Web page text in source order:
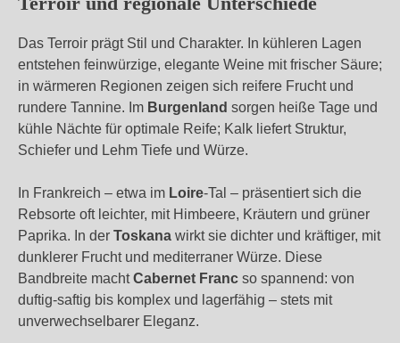
Das Terroir prägt Stil und Charakter. In kühleren Lagen
entstehen feinwürzige, elegante Weine mit frischer Säure;
in wärmeren Regionen zeigen sich reifere Frucht und
rundere Tannine. Im Burgenland sorgen heiße Tage und
kühle Nächte für optimale Reife; Kalk liefert Struktur,
Schiefer und Lehm Tiefe und Würze.
In Frankreich – etwa im Loire-Tal – präsentiert sich die
Rebsorte oft leichter, mit Himbeere, Kräutern und grüner
Paprika. In der Toskana wirkt sie dichter und kräftiger, mit
dunklerer Frucht und mediterraner Würze. Diese
Bandbreite machtCabernet Franc so spannend: von
duftig-saftig bis komplex und lagerfähig – stets mit
unverwechselbarer Eleganz.